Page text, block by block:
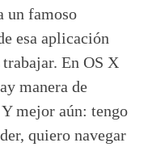
un famoso
esa aplicación
En OS X
manera de
mejor aún: tengo
quiero navegar